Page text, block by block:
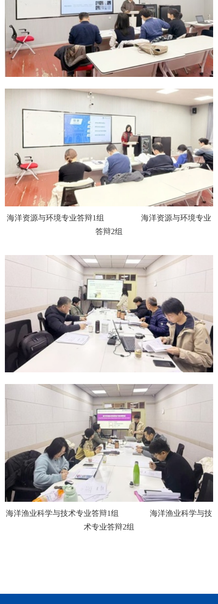
海洋资源与环境专业答辩1组
海洋资源与环境专业
答辩2组
海洋渔业科学与技术专业答辩1组 海洋渔业科学与技
术专业答辩2组